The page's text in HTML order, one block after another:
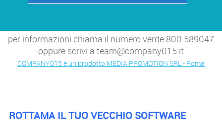
per informazioni chiama il numero verde 800.589047
oppure scrivi a team@company015.it
COMPANY015 è un prodotto MEDIA PROMOTION SRL - Roma
ROTTAMA IL TUO VECCHIO SOFTWARE